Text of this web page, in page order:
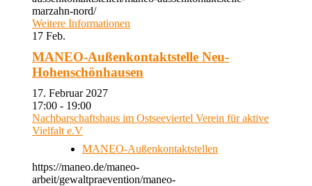
marzahn-nord/
Weitere Informationen
17 Feb.
MANEO-Außenkontaktstelle Neu-
Hohenschönhausen
17. Februar 2027
17:00 - 19:00
Nachbarschaftshaus im Ostseeviertel Verein für aktive
Vielfalt e.V
MANEO-Außenkontaktstellen
https://maneo.de/maneo-
arbeit/gewaltpraevention/maneo-